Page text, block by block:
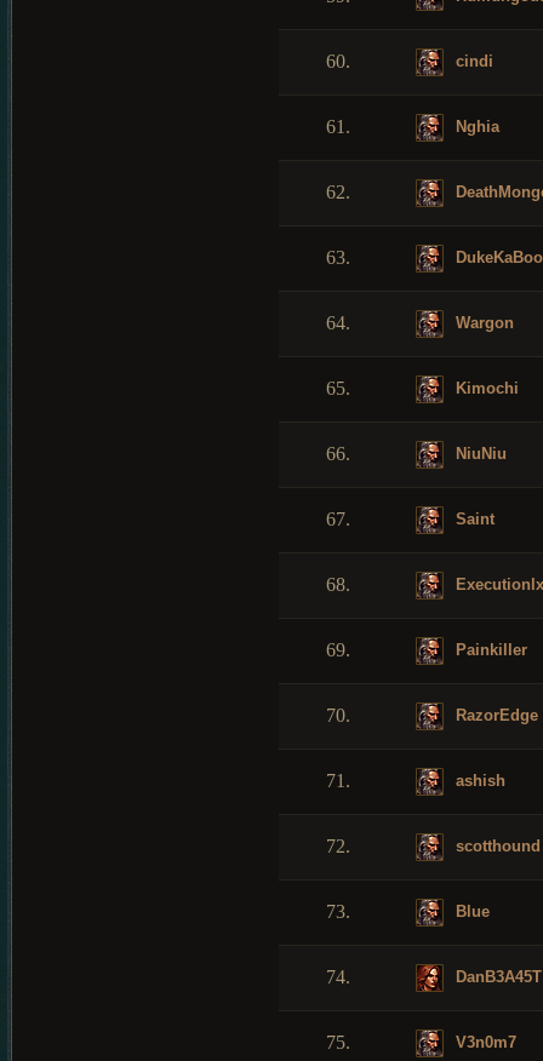
60. cindi
61. Nghia
62.
63.
64. Wargon
65. Kimochi
66. NiuNiu
67. Saint
68.
69. Painkiller
70. RazorEdge
71. ashish
72. scotthound
73. Blue
74. DanB3A45T
75. V3n0m7